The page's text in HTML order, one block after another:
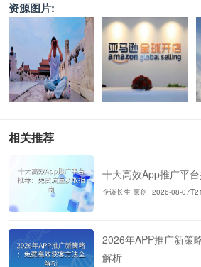
资源图片:
相关推荐
十大高效App推广平
企谈长生 原创 2026-08-
2026年APP推广新策
解析